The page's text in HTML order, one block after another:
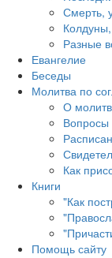
Смерть,
Разные
Евангелие
Беседы
Молитва по
О
Вопросы
Как
Книги
"Как
Помощь сайту